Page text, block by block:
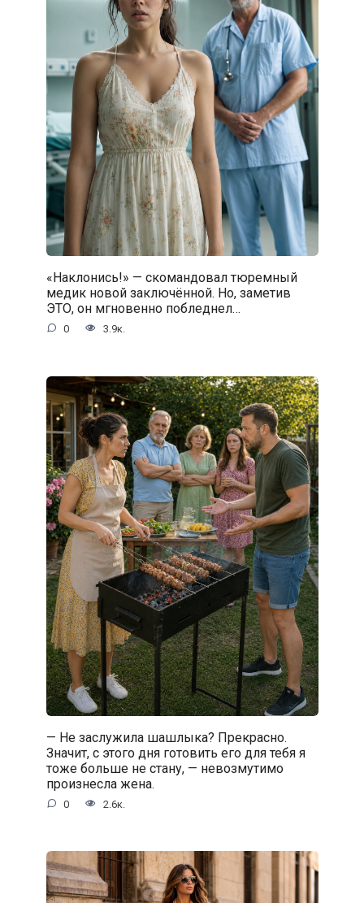
«Наклонись!» — скомандовал тюремный
медик новой заключённой. Но, заметив
ЭТО, он мгновенно побледнел…
0 3.9к.
— Не заслужила шашлыка? Прекрасно.
Значит, с этого дня готовить его для тебя я
тоже больше не стану, — невозмутимо
произнесла жена.
0 2.6к.